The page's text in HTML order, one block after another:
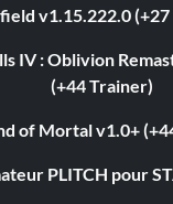
v1.15.222.0
IV : Oblivion
(+44 Trainer)
of Mortal v1.0+
PLITCH pour